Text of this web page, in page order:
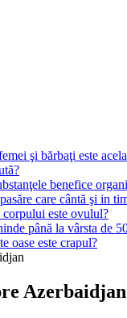
şi bărbaţi este
benefice
care cântă şi in
este ovulul?
până la vârsta de
oase este crapul?
Azerbaidjan